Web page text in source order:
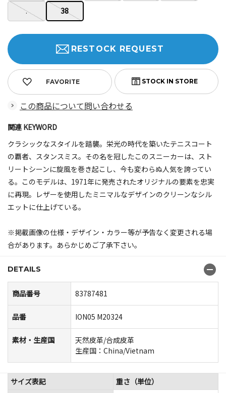
.
38
FAVORITE
RESTOCK REQUEST
この商品について問い合わせる
関連 KEYWORD
クラシックなスタイルを踏襲。栄光の時代を築いたテニスコート
の覇者、スタンスミス。その名を冠したこのスニーカーは、スト
リートシーンに旋風を巻き起こし、今も変わらぬ人気を誇ってい
る。このモデルは、1971年に発売されたオリジナルの要素を忠実
に再現。レザーを使用したミニマルなデザインのクリーンなシル
エットに仕上げている。
※掲載画像の仕様・デザイン・カラー等が予告なく変更される場
合があります。あらかじめご了承下さい。
DETAILS
商品番号 83787481
品番 ION05 M20324
素材・生産国
天然皮革/合成皮革
生産国：China/Vietnam
サイズ表記
重さ（単位）